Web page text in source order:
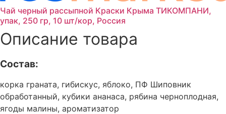
Чай черный рассыпной Краски Крыма ТИКОМПАНИ,
упак, 250 гр, 10 шт/кор, Россия
Описание товара
Состав:
корка граната, гибискус, яблоко, ПФ Шиповник
обработанный, кубики ананаса, рябина черноплодная,
ягоды малины, ароматизатор